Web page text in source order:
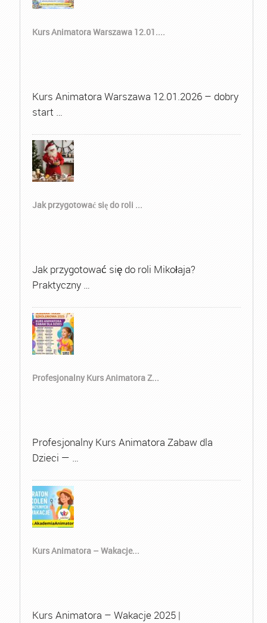
Kurs Animatora Warszawa 12.01....
Kurs Animatora Warszawa 12.01.2026 – dobry
start …
Jak przygotować się do roli ...
Jak przygotować się do roli Mikołaja?
Praktyczny …
Profesjonalny Kurs Animatora Z...
Profesjonalny Kurs Animatora Zabaw dla
Dzieci — …
Kurs Animatora – Wakacje...
Kurs Animatora – Wakacje 2025 |